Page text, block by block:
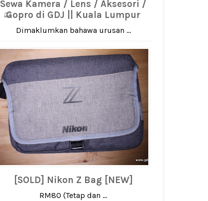
Sewa Kamera / Lens / Aksesori /
Gopro di GDJ || Kuala Lumpur
Dimaklumkan bahawa urusan ...
[SOLD] Nikon Z Bag [NEW]
RM80 (Tetap dan ...